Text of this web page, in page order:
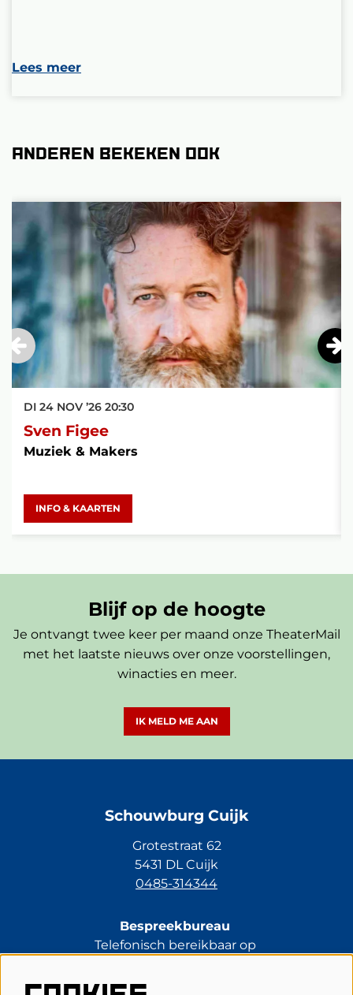
Lees meer
Anderen bekeken ook
Sven Figee
Muziek & Makers
DI 24 NOV ’26 20:30
INFO & KAARTEN
Blijf op de hoogte
Je ontvangt twee keer per maand onze TheaterMail
met het laatste nieuws over onze voorstellingen,
winacties en meer.
IK MELD ME AAN
Schouwburg Cuijk
Grotestraat 62
5431 DL Cuijk
0485-314344
Bespreekbureau
Telefonisch bereikbaar op
0485-314344